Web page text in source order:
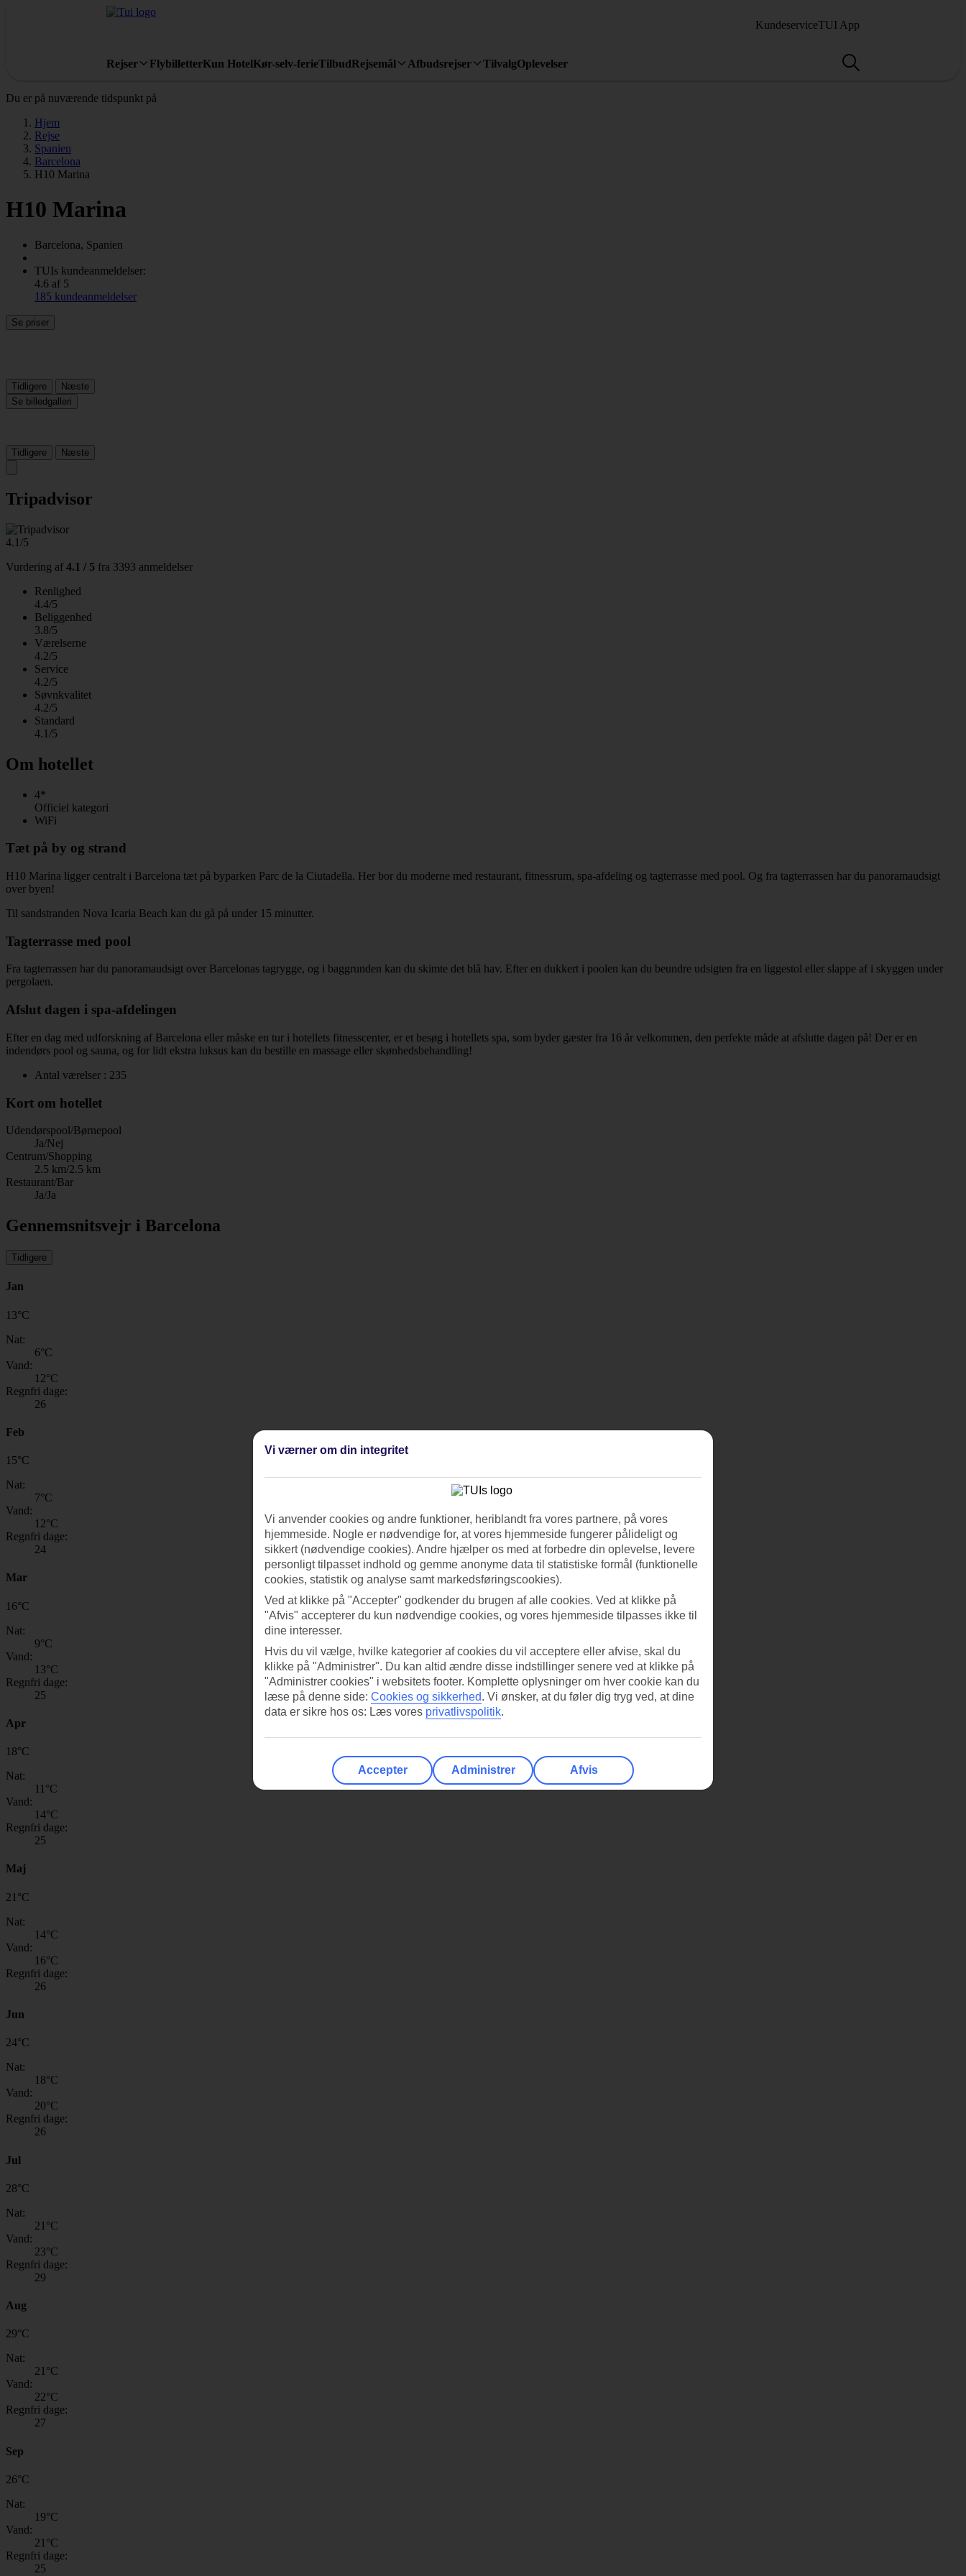
KundeserviceTUI App
Rejser FlybilletterKun HotelKør-selv-ferieTilbudRejsemål Afbudsrejser TilvalgOplevelser
Du er på nuværende tidspunkt på
Hjem
Rejse
Spanien
Barcelona
H10 Marina
H10 Marina
Barcelona, Spanien
TUIs kundeanmeldelser:
4.6 af 5
185 kundeanmeldelser
Se priser
Tidligere
Næste
Se billedgalleri
Tidligere Næste
Tripadvisor
4.1/5
Vurdering af 4.1 / 5 fra 3393 anmeldelser
Renlighed
4.4/5
Beliggenhed
3.8/5
Værelserne
4.2/5
Service
4.2/5
Søvnkvalitet
4.2/5
Standard
4.1/5
Om hotellet
4*
Officiel kategori
WiFi
Tæt på by og strand
H10 Marina ligger centralt i Barcelona tæt på byparken Parc de la Ciutadella. Her bor du moderne med restaurant, fitnessrum, spa-afdeling og tagterrasse med pool. Og fra tagterrassen har du panoramaudsigt
over byen!
Til sandstranden Nova Icaria Beach kan du gå på under 15 minutter.
Tagterrasse med pool
Fra tagterrassen har du panoramaudsigt over Barcelonas tagrygge, og i baggrunden kan du skimte det blå hav. Efter en dukkert i poolen kan du beundre udsigten fra en liggestol eller slappe af i skyggen under
pergolaen.
Afslut dagen i spa-afdelingen
Efter en dag med udforskning af Barcelona eller måske en tur i hotellets fitnesscenter, er et besøg i hotellets spa, som byder gæster fra 16 år velkommen, den perfekte måde at afslutte dagen på! Der er en
indendørs pool og sauna, og for lidt ekstra luksus kan du bestille en massage eller skønhedsbehandling!
Antal værelser : 235
Kort om hotellet
Udendørspool/Børnepool
Ja/Nej
Centrum/Shopping
2.5 km/2.5 km
Restaurant/Bar
Ja/Ja
Gennemsnitsvejr i Barcelona
Tidligere
Jan
13°C
Nat:
6°C
Vand:
12°C
Regnfri dage:
26
Feb
15°C
Nat:
7°C
Vand:
12°C
Regnfri dage:
24
Mar
16°C
Nat:
9°C
Vand:
13°C
Regnfri dage:
25
Apr
18°C
Nat:
11 °C
Vand:
14°C
Regnfri dage:
25
Maj
21 °C
Nat:
14°C
Vand:
16°C
Regnfri dage:
26
Jun
24°C
Nat:
18°C
Vand:
20°C
Regnfri dage:
26
Jul
28°C
Nat:
21 °C
Vand:
23°C
Regnfri dage:
29
Aug
29°C
Nat:
21 °C
Vand:
22°C
Regnfri dage:
27
Sep
26°C
Nat:
19°C
Vand:
21 °C
Regnfri dage:
25
Vi værner om din integritet
Vi anvender cookies og andre funktioner, heriblandt fra vores partnere, på vores
hjemmeside. Nogle er nødvendige for, at vores hjemmeside fungerer pålideligt og
sikkert (nødvendige cookies). Andre hjælper os med at forbedre din oplevelse, levere
personligt tilpasset indhold og gemme anonyme data til statistiske formål (funktionelle
cookies, statistik og analyse samt markedsføringscookies).
Ved at klikke på "Accepter" godkender du brugen af alle cookies. Ved at klikke på
"Afvis" accepterer du kun nødvendige cookies, og vores hjemmeside tilpasses ikke til
dine interesser.
Hvis du vil vælge, hvilke kategorier af cookies du vil acceptere eller afvise, skal du
klikke på "Administrer". Du kan altid ændre disse indstillinger senere ved at klikke på
"Administrer cookies" i websitets footer. Komplette oplysninger om hver cookie kan du
læse på denne side: Cookies og sikkerhed. Vi ønsker, at du føler dig tryg ved, at dine
data er sikre hos os: Læs vores privatlivspolitik.
Accepter Administrer Afvis